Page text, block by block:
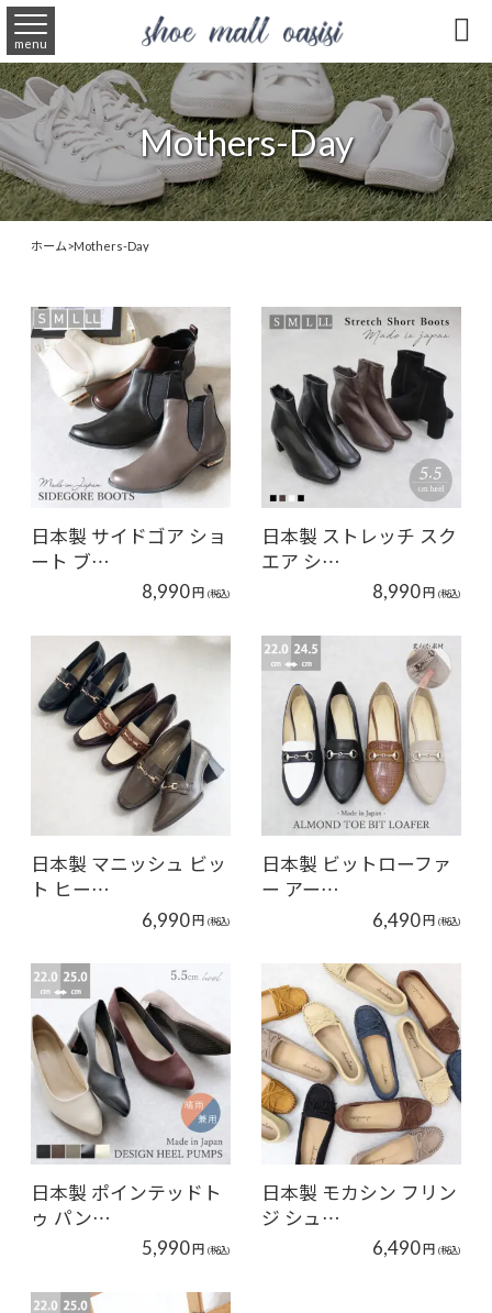
menu 
Mothers-Day
ホーム>Mothers-Day
日本製 サイドゴア ショ
ート ブ…
8,990円 (税込)
日本製 ストレッチ スク
エア シ…
8,990円 (税込)
日本製 マニッシュ ビッ
ト ヒー…
6,990円 (税込)
日本製 ビットローファ
ー アー…
6,490円 (税込)
日本製 ポインテッドト
ゥ パン…
5,990円 (税込)
日本製 モカシン フリン
ジ シュ…
6,490円 (税込)